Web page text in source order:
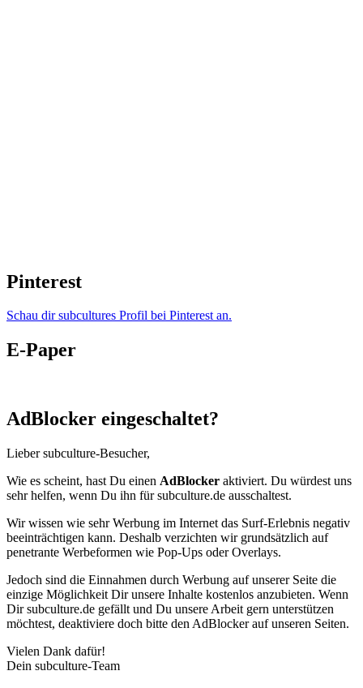
Pinterest
Schau dir subcultures Profil bei Pinterest an.
E-Paper
AdBlocker eingeschaltet?
Lieber subculture-Besucher,
Wie es scheint, hast Du einen AdBlocker aktiviert. Du würdest uns
sehr helfen, wenn Du ihn für subculture.de ausschaltest.
Wir wissen wie sehr Werbung im Internet das Surf-Erlebnis negativ
beeinträchtigen kann. Deshalb verzichten wir grundsätzlich auf
penetrante Werbeformen wie Pop-Ups oder Overlays.
Jedoch sind die Einnahmen durch Werbung auf unserer Seite die
einzige Möglichkeit Dir unsere Inhalte kostenlos anzubieten. Wenn
Dir subculture.de gefällt und Du unsere Arbeit gern unterstützen
möchtest, deaktiviere doch bitte den AdBlocker auf unseren Seiten.
Vielen Dank dafür!
Dein subculture-Team